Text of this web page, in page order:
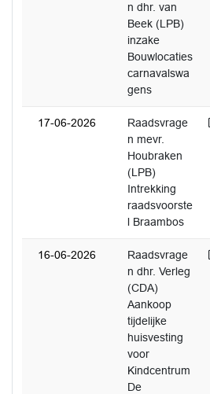
n dhr. van
Beek (LPB)
inzake
Bouwlocaties
carnavalswa
gens
17-06-2026
Raadsvrage
n mevr.
Houbraken
(LPB)
Intrekking
raadsvoorste
l Braambos
16-06-2026
Raadsvrage
n dhr. Verleg
(CDA)
Aankoop
tijdelijke
huisvesting
voor
Kindcentrum
De